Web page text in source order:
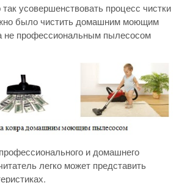
усовершенствовать процесс чистки
было чистить домашним моющим
не профессиональным пылесосом
и домашнего
легко может представить